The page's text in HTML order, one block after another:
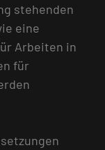
stehenden
eine
Arbeiten in
für